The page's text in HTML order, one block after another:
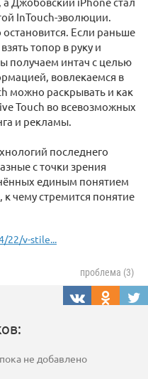
InTouch-эволюции.
Если раньше
топор в руку и
получаем интач с целью
вовлекаемся в
можно раскрывать и как
Touch во всевозможных
и рекламы.
последнего
с точки зрения
единым понятием
чему стремится понятие
22/v-stile...
проблема (3)
не добавлено